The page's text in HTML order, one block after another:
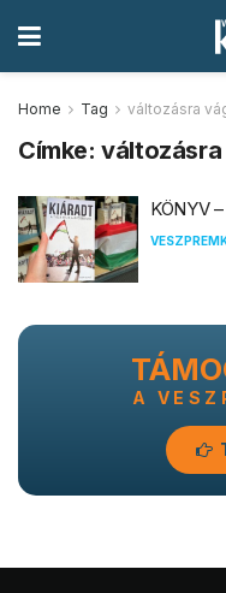
Home Tag változásra
Címke:
KÖNYV
A